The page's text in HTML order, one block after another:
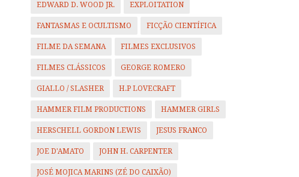
EDWARD D. WOOD JR. EXPLOITATION
FANTASMAS E OCULTISMO FICÇÃO CIENTÍFICA
FILME DA SEMANA FILMES EXCLUSIVOS
FILMES CLÁSSICOS GEORGE ROMERO
GIALLO / SLASHER H.P LOVECRAFT
HAMMER FILM PRODUCTIONS HAMMER GIRLS
HERSCHELL GORDON LEWIS JESUS FRANCO
JOE D'AMATO JOHN H. CARPENTER
JOSÉ MOJICA MARINS (ZÉ DO CAIXÃO)